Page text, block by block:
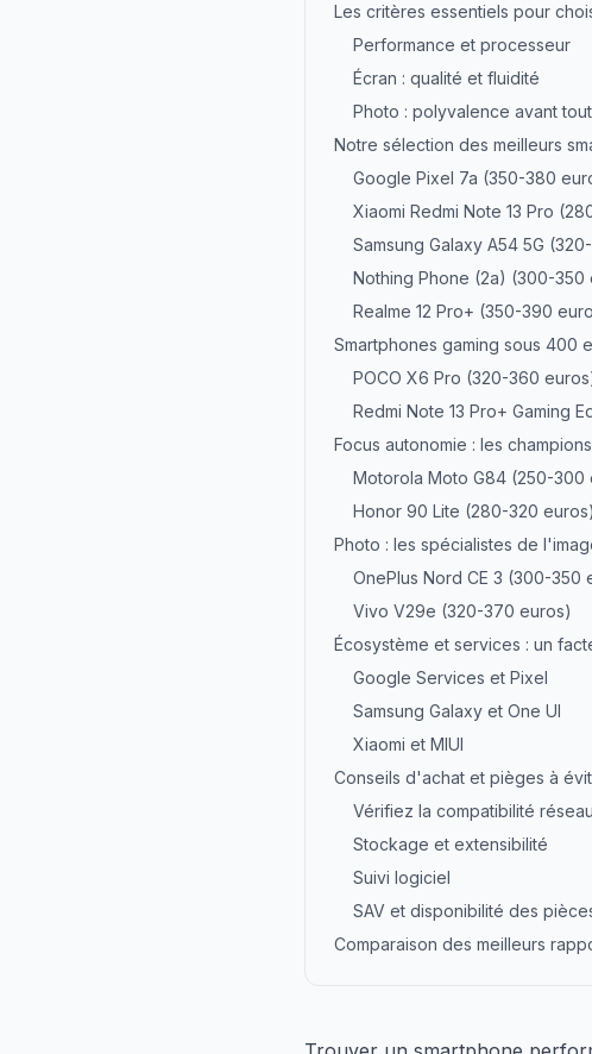
Les critères essentiels pour
Performance et processeur
Écran : qualité et fluidité
Photo : polyvalence avant tout
Notre sélection des meilleurs
Google Pixel 7a (350-380
Xiaomi Redmi Note 13 Pro
Samsung Galaxy A54 5G
Nothing Phone (2a) (300-350
Realme 12 Pro+ (350-390
Smartphones gaming sous 400
POCO X6 Pro (320-360
Redmi Note 13 Pro+ Gaming
Focus autonomie : les
Motorola Moto G84 (250-300
Honor 90 Lite (280-320 euros)
Photo : les spécialistes de
OnePlus Nord CE 3 (300-350
Vivo V29e (320-370 euros)
Écosystème et services : un
Google Services et Pixel
Samsung Galaxy et One UI
Xiaomi et MIUI
Conseils d'achat et pièges à
Vérifiez la compatibilité réseau
Stockage et extensibilité
Suivi logiciel
SAV et disponibilité des
Comparaison des meilleurs